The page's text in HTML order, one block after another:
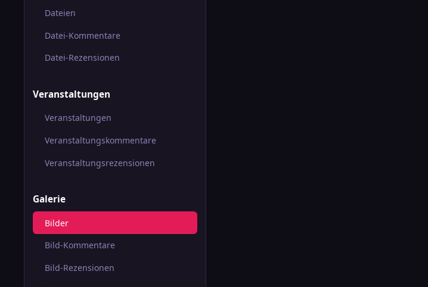
Dateien
Datei-Kommentare
Datei-Rezensionen
Veranstaltungen
Veranstaltungen
Veranstaltungskommentare
Veranstaltungsrezensionen
Galerie
Bilder
Bild-Kommentare
Bild-Rezensionen